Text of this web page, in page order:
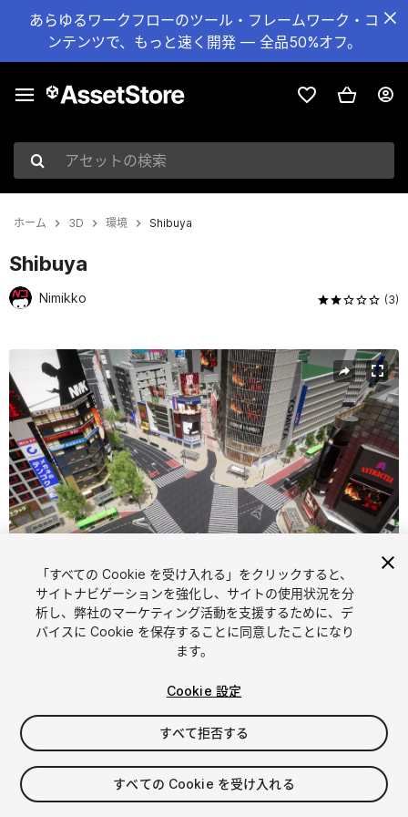
あらゆるワークフローのツール・フレームワーク・コ
ンテンツで、もっと速く開発 — 全品50%オフ。
アセットの検索
ホーム 3D 環境 Shibuya
Shibuya
Nimikko (3)
現在のスライド：1 / 23
1/ 23
$399
消費税は決済時に計算されます
「すべての Cookie を受け入れる」をクリックすると、
サイトナビゲーションを強化し、サイトの使用状況を分
析し、弊社のマーケティング活動を支援するために、デ
バイスに Cookie を保存することに同意したことになり
ます。
Cookie 設定
すべて拒否する
すべての Cookie を受け入れる